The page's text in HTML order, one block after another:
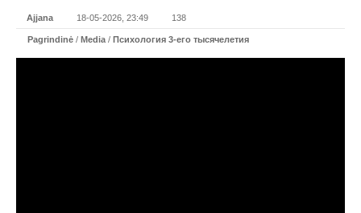
Ajjana 18-05-2026, 23:49 138
Pagrindinė / Media / Психология 3-его тысячелетия